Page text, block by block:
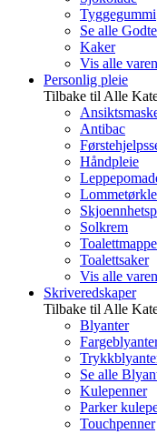
Tyggegummi
Se alle
Kaker
Vis alle
Personlig pleie
Tilbake til Alle
Antibac
Håndpleie
Solkrem
Toalettsaker
Vis alle
Skriveredskaper
Tilbake til Alle
Blyanter
Se alle
Kulepenner
Parker
Touchpenner